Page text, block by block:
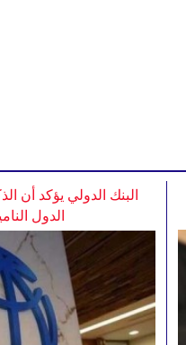
البنك الدولي يؤكد أن
الدول